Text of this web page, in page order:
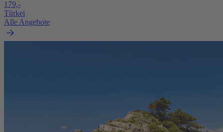
179,-
Türkei
Alle Angebote